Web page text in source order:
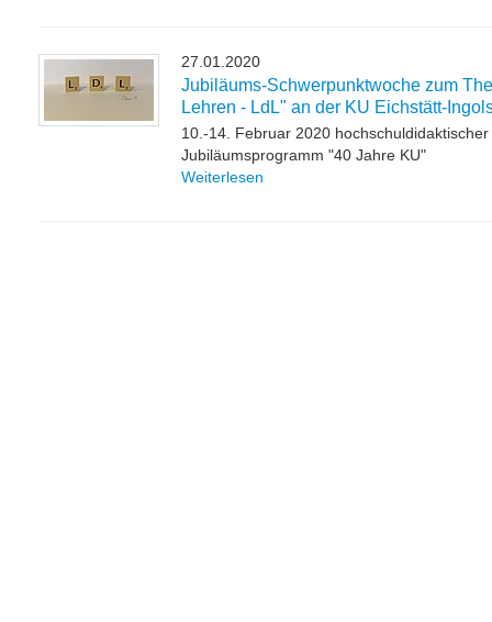
27.01.2020
Jubiläums-Schwerpunktwoche zum
Lehren - LdL" an der KU Eichstätt-
10.-14. Februar 2020
Jubiläumsprogramm "40 Jahre KU"
Weiterlesen